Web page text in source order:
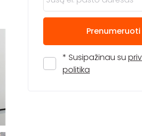
Prenumeruoti
* Susipažinau su
politika